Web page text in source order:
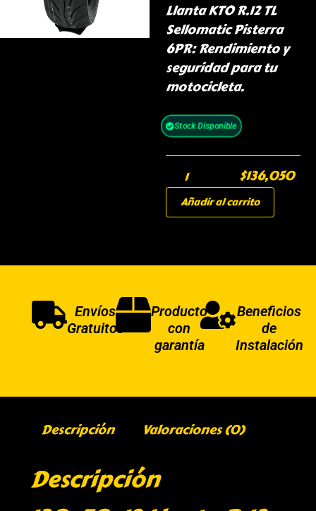
Llanta KTO R.12 TL
Sellomatic Pisterra
6PR: Rendimiento y
seguridad para tu
motocicleta.
Stock Disponible
$136,050
Añadir al carrito
Envíos
Gratuitos
Producto
con
garantía
Beneficios
de
Instalación
Descripción Valoraciones (0)
Descripción